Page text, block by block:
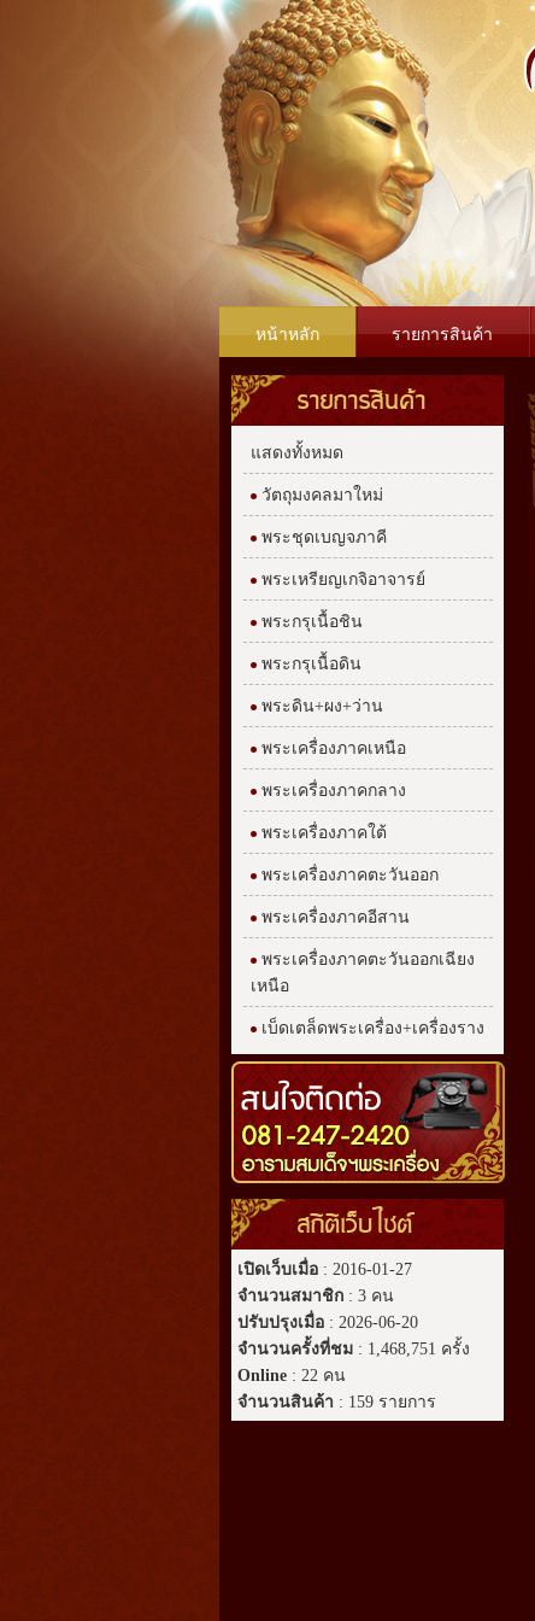
หน้าหลัก รายการสินค้า
รายการสินค้า
แสดงทั้งหมด
วัตถุมงคลมาใหม่
พระชุดเบญจภาคี
พระเหรียญเกจิอาจารย์
พระกรุเนื้อชิน
พระกรุเนื้อดิน
พระดิน+ผง+ว่าน
พระเครื่องภาคเหนือ
พระเครื่องภาคกลาง
พระเครื่องภาคใต้
พระเครื่องภาคตะวันออก
พระเครื่องภาคอีสาน
พระเครื่องภาคตะวันออกเฉียง
เหนือ
เบ็ดเตล็ดพระเครื่อง+เครื่องราง
สถิติเว็บไซต์
เปิดเว็บเมื่อ : 2016-01-27
จำนวนสมาชิก : 3 คน
ปรับปรุงเมื่อ : 2026-06-20
จำนวนครั้งที่ชม : 1,468,751 ครั้ง
Online : 22 คน
จำนวนสินค้า : 159 รายการ